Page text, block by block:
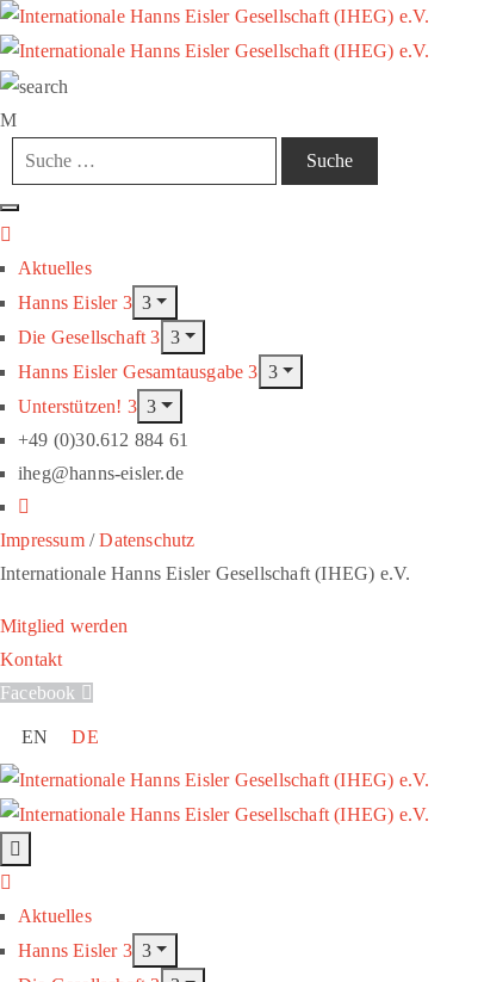
Aktuelles
Hanns Eisler
Die Gesellschaft
Hanns Eisler Gesamtausgabe
Unterstützen!
+49 (0)30.612 884 61
iheg@hanns-eisler.de
Impressum/Datenschutz
Internationale Hanns Eisler Gesellschaft (IHEG) e.V.
Mitglied werden
Kontakt
Facebook
EN DE
Aktuelles
Hanns Eisler